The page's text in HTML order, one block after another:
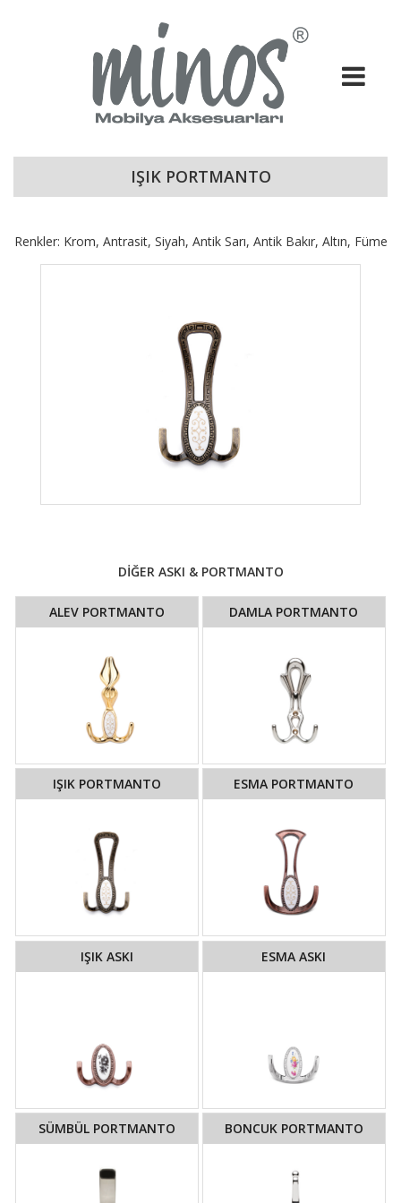
IŞIK PORTMANTO
Renkler: Krom, Antrasit, Siyah, Antik Sarı, Antik Bakır, Altın, Füme
DİĞER ASKI & PORTMANTO
ALEV PORTMANTO DAMLA PORTMANTO
IŞIK PORTMANTO ESMA PORTMANTO
IŞIK ASKI ESMA ASKI
SÜMBÜL PORTMANTO BONCUK PORTMANTO